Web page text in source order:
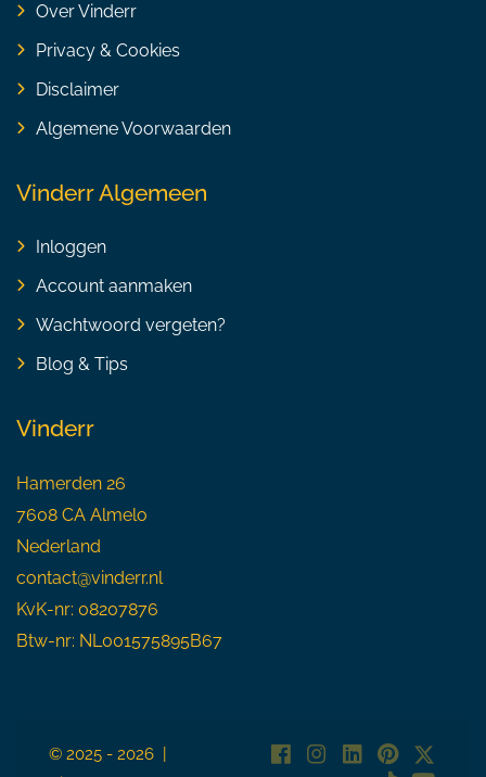
Over Vinderr
Privacy & Cookies
Disclaimer
Algemene Voorwaarden
Vinderr Algemeen
Inloggen
Account aanmaken
Wachtwoord vergeten?
Blog & Tips
Vinderr
Hamerden 26
7608 CA Almelo
Nederland
contact@vinderr.nl
KvK-nr: 08207876
Btw-nr: NL001575895B67
© 2025 - 2026 |